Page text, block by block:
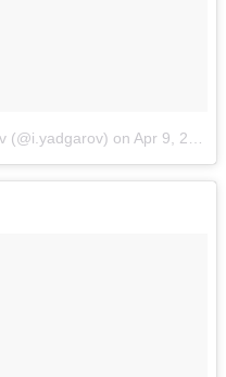
(@i.yadgarov) on Apr 9, 2017 at 1:01am PDT